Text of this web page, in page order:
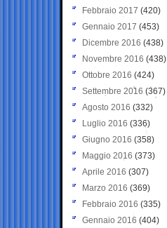
Febbraio 2017 (420)
Gennaio 2017 (453)
Dicembre 2016 (438)
Novembre 2016 (438)
Ottobre 2016 (424)
Settembre 2016 (367)
Agosto 2016 (332)
Luglio 2016 (336)
Giugno 2016 (358)
Maggio 2016 (373)
Aprile 2016 (307)
Marzo 2016 (369)
Febbraio 2016 (335)
Gennaio 2016 (404)